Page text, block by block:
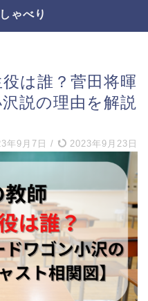
ゃべり
は誰？菅田将暉
説の理由を解説
年9月7日 / 2023年9月23日